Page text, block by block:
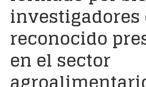
investigadores
reconocido
en el sector